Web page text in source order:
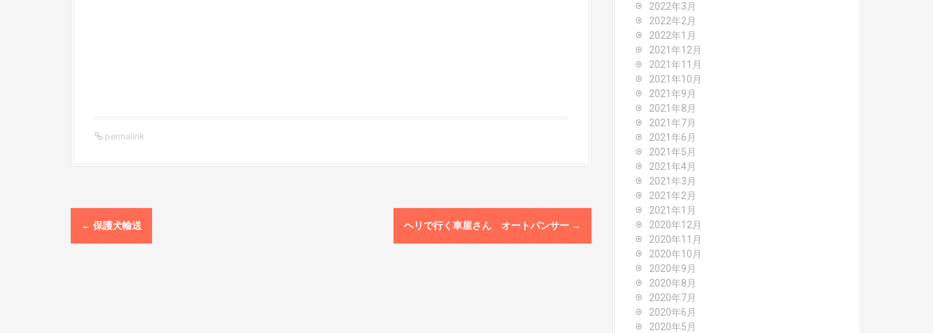
permalink
P
o
← 保護犬輸送 ヘリで行く車屋さん オートパンサー →
2022年3月
2022年2月
2022年1月
2021年12月
2021年11月
2021年10月
2021年9月
2021年8月
2021年7月
2021年6月
2021年5月
2021年4月
2021年3月
2021年2月
2021年1月
2020年12月
2020年11月
2020年10月
2020年9月
2020年8月
2020年7月
2020年6月
2020年5月